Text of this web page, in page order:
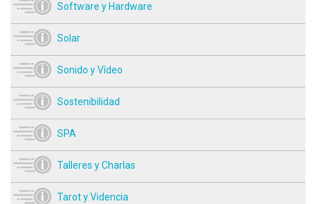
Software y Hardware
Solar
Sonido y Vídeo
Sostenibilidad
SPA
Talleres y Charlas
Tarot y Videncia